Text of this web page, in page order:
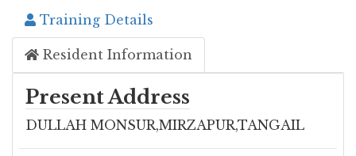
Training Details
Resident Information
Present Address
DULLAH MONSUR,MIRZAPUR,TANGAIL